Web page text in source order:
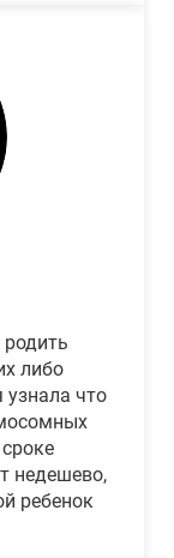
либо
что
недешево,
ребенок